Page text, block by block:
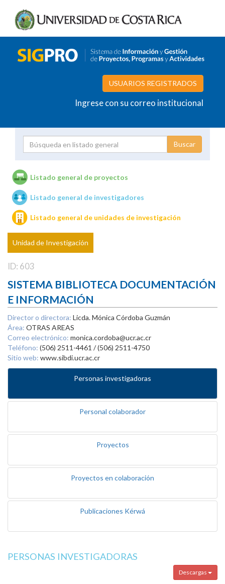
USUARIOS REGISTRADOS
Ingrese con su correo institucional
Unidades de investigación
Listado general de proyectos
Listado general de investigadores
Listado general de unidades de investigación
Unidad de Investigación
ID: 603
SISTEMA BIBLIOTECA DOCUMENTACIÓN
E INFORMACIÓN
Director o directora: Licda. Mónica Córdoba Guzmán
Área: OTRAS AREAS
Correo electrónico: monica.cordoba@ucr.ac.cr
Teléfono: (506) 2511-4461 / (506) 2511-4750
Sitio web: www.sibdi.ucr.ac.cr
Personas investigadoras
Personal colaborador
Proyectos
Proyectos en colaboración
Publicaciones Kérwá
PERSONAS INVESTIGADORAS
Descargas